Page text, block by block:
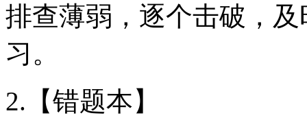
排查薄弱，逐个击破，
习。
2.【错题本】